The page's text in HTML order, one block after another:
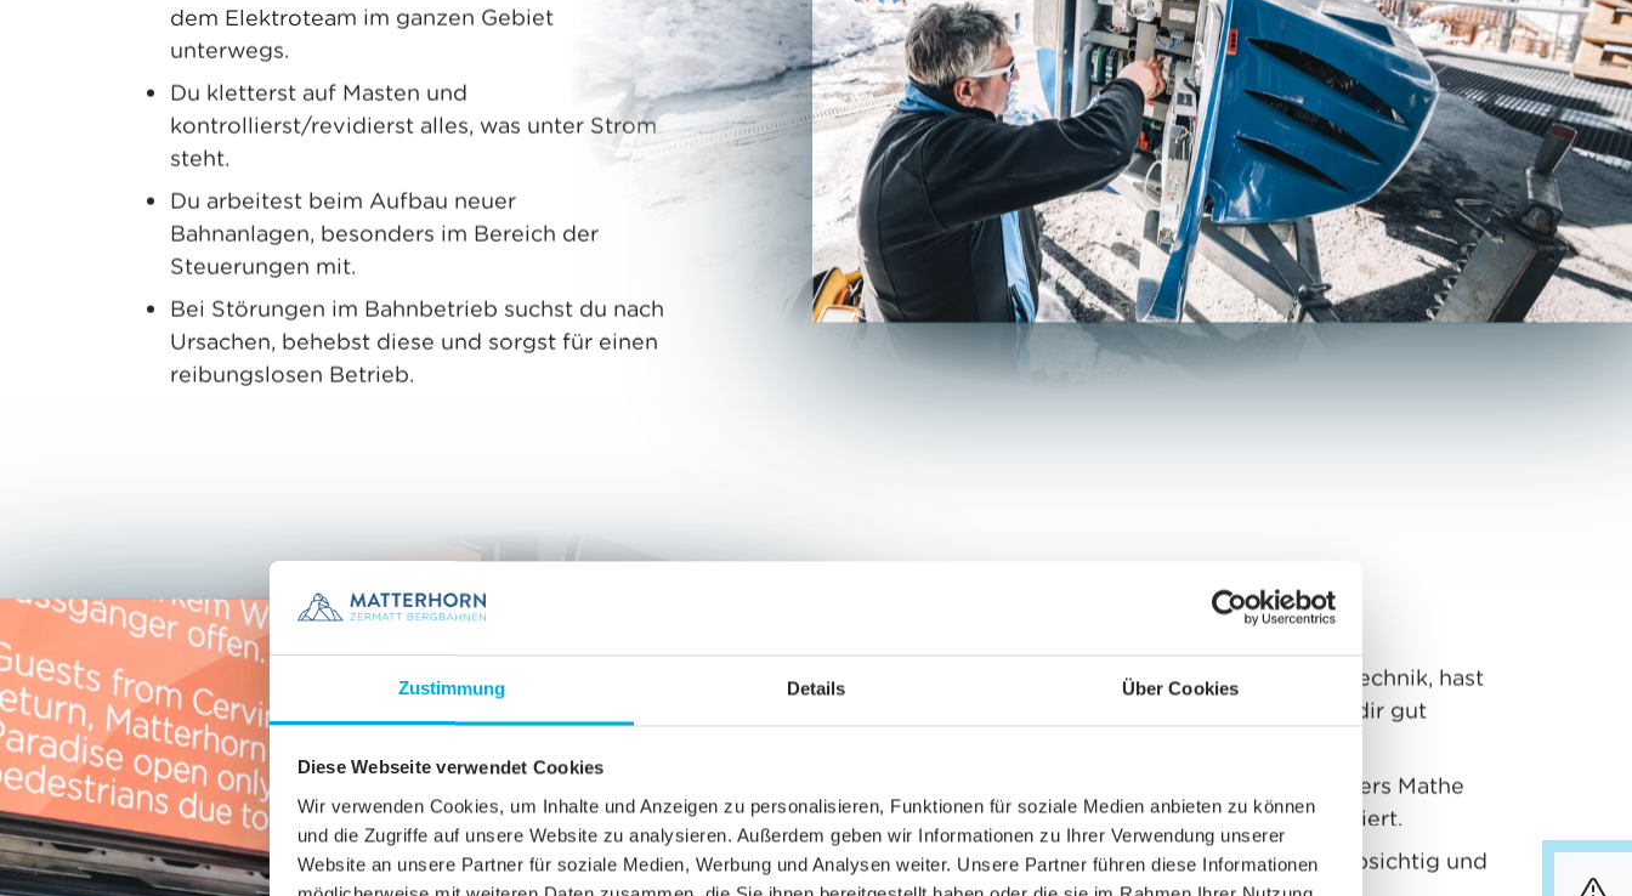
Zustimmung Details Über Cookies
Diese Webseite verwendet Cookies
Wir verwenden Cookies, um Inhalte und Anzeigen zu personalisieren, Funktionen für soziale Medien anbieten zu können
und die Zugriffe auf unsere Website zu analysieren. Außerdem geben wir Informationen zu Ihrer Verwendung unserer
Website an unsere Partner für soziale Medien, Werbung und Analysen weiter. Unsere Partner führen diese Informationen
dem Elektroteam im ganzen Gebiet
unterwegs.
Du kletterst auf Masten und
kontrollierst/revidierst alles, was unter Strom
steht.
Du arbeitest beim Aufbau neuer
Bahnanlagen, besonders im Bereich der
Steuerungen mit.
Bei Störungen im Bahnbetrieb suchst du nach
Ursachen, behebst diese und sorgst für einen
reibungslosen Betrieb.
Das bringst du mit
Du hast Interesse an der Elektrotechnik, hast
ein technisches Flair und kannst dir gut
In der Schule haben dich besonders Mathe
sowie Natur und Technik interessiert.
Du bist schwindelfrei, normal farbsichtig und